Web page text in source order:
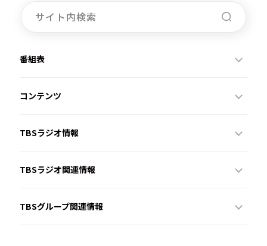
番組表
コンテンツ
TBSラジオ情報
TBSラジオ関連情報
TBSグループ関連情報